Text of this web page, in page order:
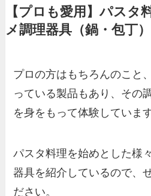
【プロも愛用】パスタ
メ調理器具（鍋・包丁）
プロの方はもちろんのこと
っている製品もあり、その
を身をもって体験しています
パスタ料理を始めとした様
器具を紹介しているので、
ださい。